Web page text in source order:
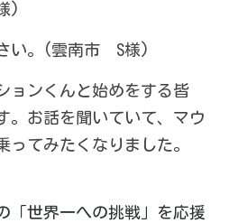
)
い。(雲南市　S様)
ョンくんと始めをする皆
。お話を聞いていて、マウ
ってみたくなりました。
「世界一への挑戦」を応援